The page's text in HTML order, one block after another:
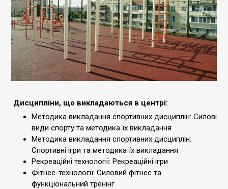
Дисципліни, що викладаються в центрі:
Методика викладання спортивних дисциплін: Силові
види спорту та методика їх викладання
Методика викладання спортивних дисциплін:
Спортивні ігри та методика їх викладання
Рекреаційні технології: Рекреаційні ігри
Фітнес-технології: Силовий фітнес та
функціональний тренінг